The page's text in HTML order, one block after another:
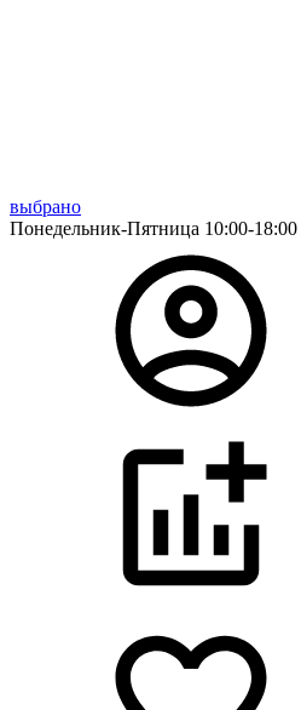
выбрано
Понедельник-Пятница 10:00-18:00